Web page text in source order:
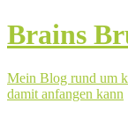
Brains
Mein Blog rund um
damit anfangen kann